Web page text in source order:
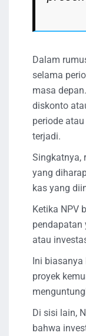
Dalam
selama
masa
diskonto
periode
terjadi.
Singkatnya,
yang
kas yang
Ketika NPV
pendapatan
atau
Ini
proyek
Di sisi lain,
bahwa